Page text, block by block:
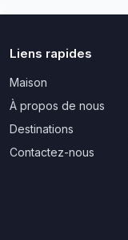
Liens rapides
Maison
À propos de nous
Destinations
Contactez-nous